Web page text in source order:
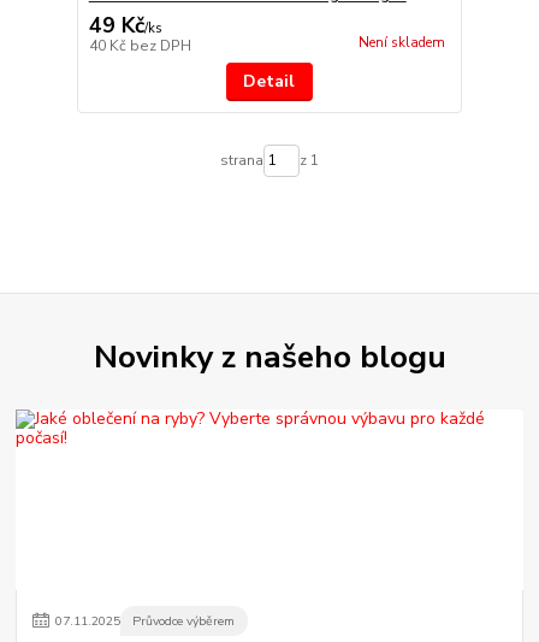
49 Kč/ks
40 Kč bez DPH Není skladem
Detail
strana z 1
Novinky z našeho blogu
07.11.2025 Průvodce výběrem